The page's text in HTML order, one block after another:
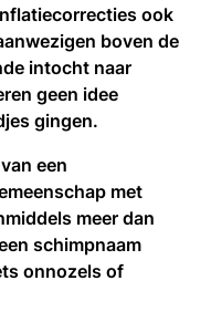
ook
boven de
intocht naar
geen idee
gingen.
een
met
meer dan
schimpnaam
onnozels of